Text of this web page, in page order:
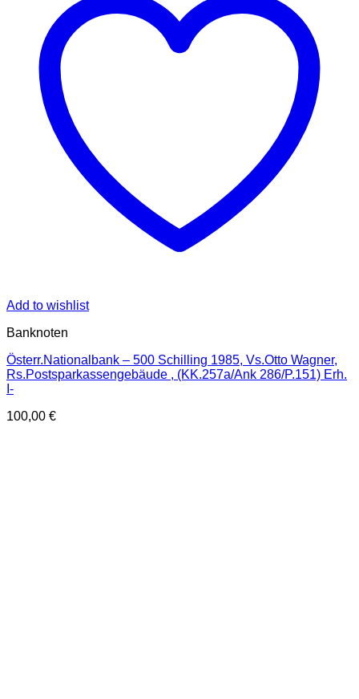
Add to wishlist
Banknoten
Österr.Nationalbank – 500 Schilling 1985, Vs.Otto Wagner,
Rs.Postsparkassengebäude , (KK.257a/Ank 286/P.151) Erh.
I-
100,00 €